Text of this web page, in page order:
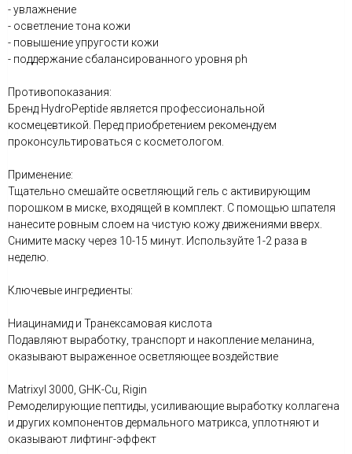
- увлажнение
- осветление тона кожи
- повышение упругости кожи
- поддержание сбалансированного уровня ph
Противопоказания:
Бренд HydroPeptide является профессиональной
космецевтикой. Перед приобретением рекомендуем
проконсультироваться с косметологом.
Применение:
Тщательно смешайте осветляющий гель с активирующим
порошком в миске, входящей в комплект. С помощью шпателя
нанесите ровным слоем на чистую кожу движениями вверх.
Снимите маску через 10-15 минут. Используйте 1-2 раза в
неделю.
Ключевые ингредиенты:
Ниацинамид и Транексамовая кислота
Подавляют выработку, транспорт и накопление меланина,
оказывают выраженное осветляющее воздействие
Matrixyl 3000, GHK-Cu, Rigin
Ремоделирующие пептиды, усиливающие выработку коллагена
и других компонентов дермального матрикса, уплотняют и
оказывают лифтинг-эффект